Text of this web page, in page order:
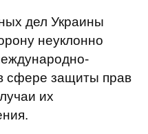
дел Украины
неуклонно
сфере защиты прав
их